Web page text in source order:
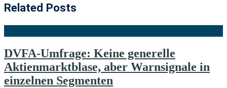
Related Posts
DVFA-Umfrage: Keine generelle
Aktienmarktblase, aber Warnsignale in
einzelnen Segmenten